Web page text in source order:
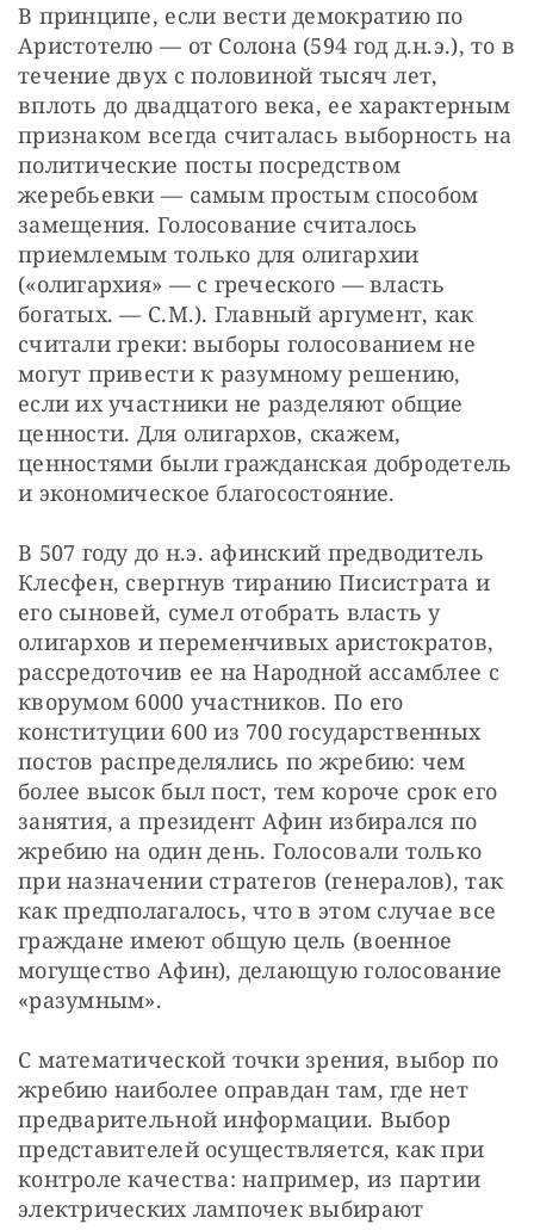
В принципе, если вести демократию по
Аристотелю — от Солона (594 год д.н.э.), то в
течение двух с половиной тысяч лет,
вплоть до двадцатого века, ее характерным
признаком всегда считалась выборность на
политические посты посредством
жеребьевки — самым простым способом
замещения. Голосование считалось
приемлемым только для олигархии
(«олигархия» — с греческого — власть
богатых. — С.М.). Главный аргумент, как
считали греки: выборы голосованием не
могут привести к разумному решению,
если их участники не разделяют общие
ценности. Для олигархов, скажем,
ценностями были гражданская добродетель
и экономическое благосостояние.
В 507 году до н.э. афинский предводитель
Клесфен, свергнув тиранию Писистрата и
его сыновей, сумел отобрать власть у
олигархов и переменчивых аристократов,
рассредоточив ее на Народной ассамблее с
кворумом 6000 участников. По его
конституции 600 из 700 государственных
постов распределялись по жребию: чем
более высок был пост, тем короче срок его
занятия, а президент Афин избирался по
жребию на один день. Голосовали только
при назначении стратегов (генералов), так
как предполагалось, что в этом случае все
граждане имеют общую цель (военное
могущество Афин), делающую голосование
«разумным».
С математической точки зрения, выбор по
жребию наиболее оправдан там, где нет
предварительной информации. Выбор
представителей осуществляется, как при
контроле качества: например, из партии
электрических лампочек выбирают